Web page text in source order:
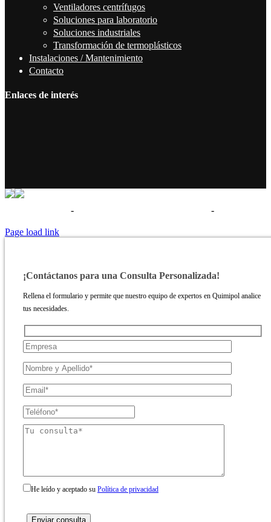
Ventiladores centrífugos
Soluciones para laboratorio
Soluciones industriales
Transformación de termoplásticos
Instalaciones / Mantenimiento
Contacto
Enlaces de interés
- -
Page load link
¡Contáctanos para una Consulta Personalizada!
Rellena el formulario y permite que nuestro equipo de expertos en Quimipol analice
tus necesidades.
He leído y aceptado su Política de privacidad